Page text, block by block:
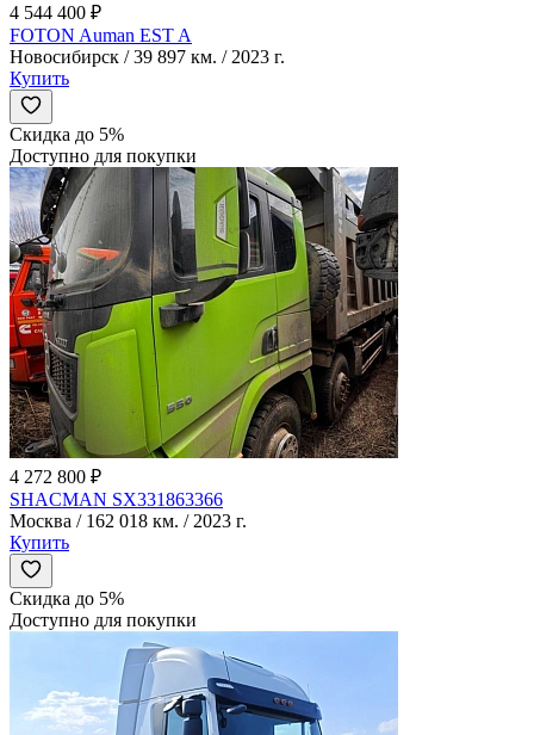
4 544 400 ₽
FOTON Auman EST A
Новосибирск / 39 897 км. / 2023 г.
Купить
Скидка до 5%
Доступно для покупки
4 272 800 ₽
SHACMAN SX331863366
Москва / 162 018 км. / 2023 г.
Купить
Скидка до 5%
Доступно для покупки